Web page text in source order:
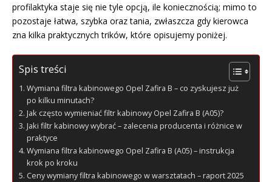
profilaktyka staje się nie tyle opcją, ile koniecznością; mimo to
pozostaje łatwa, szybka oraz tania, zwłaszcza gdy kierowca
zna kilka praktycznych trików, które opisujemy poniżej.
Spis treści
Wymiana filtra kabinowego Opel Zafira B – co zyskujesz już
po kilku minutach?
Jak często wymieniać filtr kabinowy Opel Zafira B (A05)?
Jaki filtr kabinowy wybrać – zalecenia producenta i różnice w
praktyce
Wymiana filtra kabinowego Opel Zafira B (A05) – instrukcja
krok po kroku
Ceny wymiany filtra kabinowego w warsztatach – raport 2025